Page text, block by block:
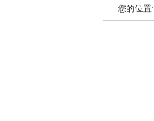
您的位置: